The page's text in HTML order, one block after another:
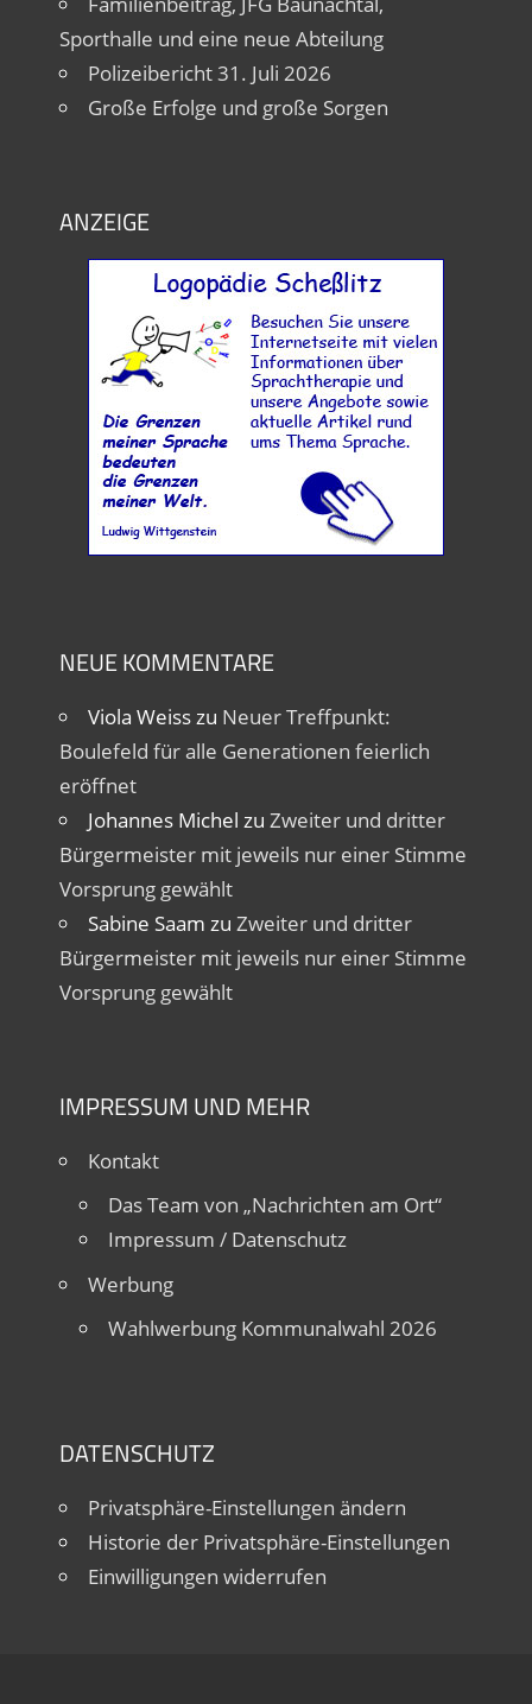
Sporthalle und eine neue Abteilung
Polizeibericht 31. Juli 2026
Große Erfolge und große Sorgen
ANZEIGE
NEUE KOMMENTARE
Viola Weisszu Neuer Treffpunkt:
Boulefeld für alle Generationen feierlich
eröffnet
Johannes Michel zu Zweiter und dritter
Bürgermeister mit jeweils nur einer Stimme
Vorsprung gewählt
Sabine Saam zu Zweiter und dritter
Bürgermeister mit jeweils nur einer Stimme
Vorsprung gewählt
IMPRESSUM UND MEHR
Kontakt
Das Team von „Nachrichten am Ort“
Impressum / Datenschutz
Werbung
Wahlwerbung Kommunalwahl 2026
DATENSCHUTZ
Privatsphäre-Einstellungen ändern
Historie der Privatsphäre-Einstellungen
Einwilligungen widerrufen